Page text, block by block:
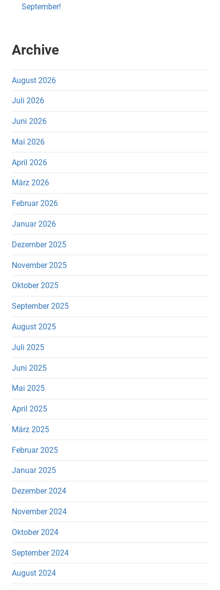
September!
Archive
August 2026
Juli 2026
Juni 2026
Mai 2026
April 2026
März 2026
Februar 2026
Januar 2026
Dezember 2025
November 2025
Oktober 2025
September 2025
August 2025
Juli 2025
Juni 2025
Mai 2025
April 2025
März 2025
Februar 2025
Januar 2025
Dezember 2024
November 2024
Oktober 2024
September 2024
August 2024